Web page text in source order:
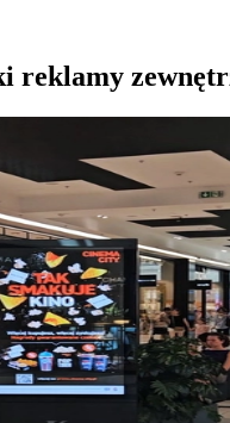
reklamy